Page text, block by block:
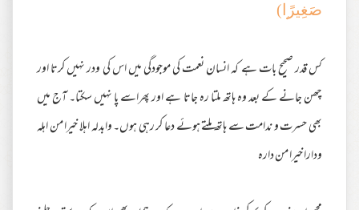
صَغِيرً‌ۭا)
کس قدر صحیح بات ہے کہ انسان نعمت کی موجودگی میں اس کی ودر نہیں کرتا اور
چھن جانے کے بعد وہ ہاتھ ملتا رہ جاتا ہے اور پھراسے پا نہیں سکتا۔ آج میں
بھی حسرت و ندامت سے ہاتھ ملتے ہوئے دعا کر رہی ہوں۔ وابدله اهلا خيرا من اهله
ودارا خيرا من داره